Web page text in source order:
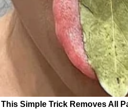
This Simple Trick Removes All